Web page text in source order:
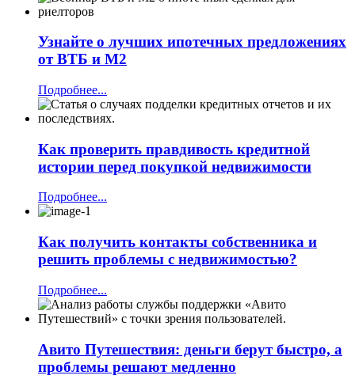
Узнайте о лучших ипотечных предложениях
от ВТБ и М2
Подробнее...
Как проверить правдивость кредитной
истории перед покупкой недвижимости
Подробнее...
Как получить контакты собственника и
решить проблемы с недвижимостью?
Подробнее...
Авито Путешествия: деньги берут быстро, а
проблемы решают медленно